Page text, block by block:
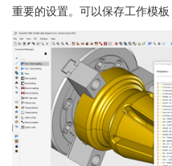
重要的设置。可以保存工作模